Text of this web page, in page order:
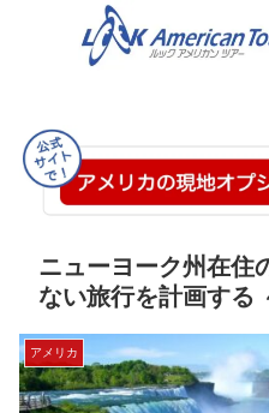
ニューヨーク州在
ない旅行を計画する
アメリカ